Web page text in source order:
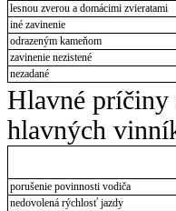
lesnou zverou a domácimi zvieratami
iné zavinenie
odrazeným kameňom
zavinenie nezistené
nezadané
Hlavné príčiny
hlavných
porušenie povinnosti vodiča
nedovolená rýchlosť jazdy